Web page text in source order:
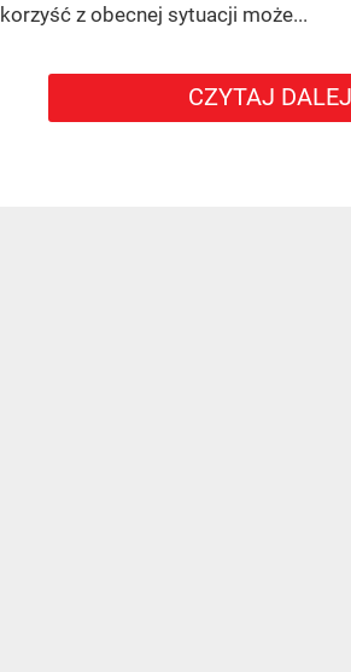
korzyść z obecnej sytuacji może...
CZYTAJ DALEJ